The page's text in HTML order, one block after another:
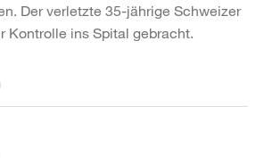
Der verletzte 35-jährige Schweizer
Kontrolle ins Spital gebracht.